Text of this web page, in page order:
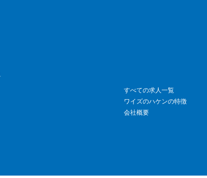
すべての求人一覧
ワイズのハケンの特徴
会社概要